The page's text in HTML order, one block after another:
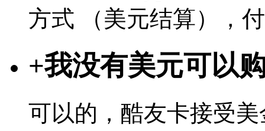
方式 （美元结算），
+我没有美元可以
可以的，酷友卡接受